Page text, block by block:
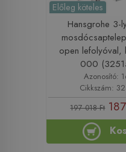
Előleg köteles
Hansgrohe 3-
open lefolyóval,
000
Azonosító:
Cikkszám:
197 018 Ft